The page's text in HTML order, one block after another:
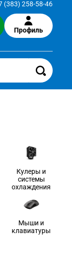
(383) 258-58-46
Профиль
Кулеры и
системы
охлаждения
Мыши и
клавиатуры